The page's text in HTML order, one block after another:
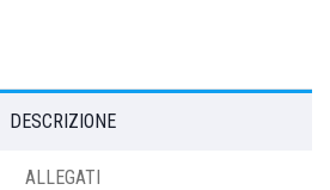
DESCRIZIONE
ALLEGATI